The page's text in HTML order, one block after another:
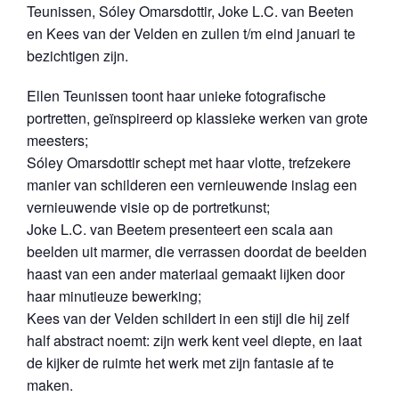
Teunissen, Sóley Omarsdottir, Joke L.C. van Beeten
en Kees van der Velden en zullen t/m eind januari te
bezichtigen zijn.
Ellen Teunissen toont haar unieke fotografische
portretten, geïnspireerd op klassieke werken van grote
meesters;
Sóley Omarsdottir schept met haar vlotte, trefzekere
manier van schilderen een vernieuwende inslag een
vernieuwende visie op de portretkunst;
Joke L.C. van Beetem presenteert een scala aan
beelden uit marmer, die verrassen doordat de beelden
haast van een ander materiaal gemaakt lijken door
haar minutieuze bewerking;
Kees van der Velden schildert in een stijl die hij zelf
half abstract noemt: zijn werk kent veel diepte, en laat
de kijker de ruimte het werk met zijn fantasie af te
maken.